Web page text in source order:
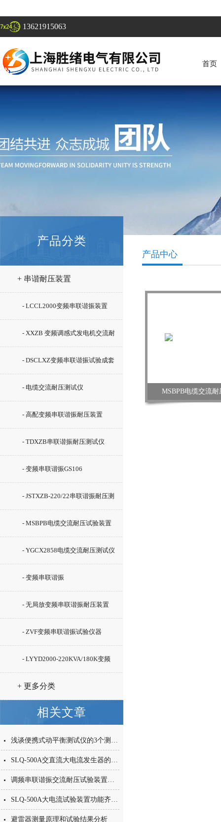
13621915063
首页
产品分类
+ 串谐耐压装置
- LCCL2000变频串联谐振装置
- XXZB 变频调感式发电机交流耐
压装置厂家
- DSCLXZ变频串联谐振试验成套
装置
- 电缆交流耐压测试仪
- 高配变频串联谐振耐压装置
- TDXZB串联谐振耐压测试仪
- 变频串联谐振GS106
- JSTXZB-220/22串联谐振耐压测
试仪
- MSBPB电缆交流耐压试验装置
- YGCX2858电缆交流耐压测试仪
- 变频串联谐振
- 无局放变频串联谐振耐压装置
- ZVF变频串联谐振试验仪器
- LYYD2000-220KVA/180K变频
串联谐振试验
+ 更多分类
相关文章
浅谈便携式动平衡测试仪的3个测量方式
SLQ-500A交直流大电流发生器的工作原理
调频串联谐振交流耐压试验装置是当前高电压试验的一种新方法，深受好评
SLQ-500A大电流试验装置功能齐全，精密
避雷器测量原理和试验结果分析
产品中心
MSBPB电缆交流